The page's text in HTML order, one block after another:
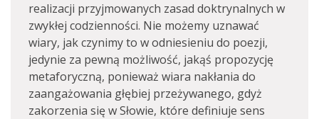
realizacji przyjmowanych zasad doktrynalnych w
zwykłej codzienności. Nie możemy uznawać
wiary, jak czynimy to w odniesieniu do poezji,
jedynie za pewną możliwość, jakąś propozycję
metaforyczną, ponieważ wiara nakłania do
zaangażowania głębiej przeżywanego, gdyż
zakorzenia się w Słowie, które definiuje sens